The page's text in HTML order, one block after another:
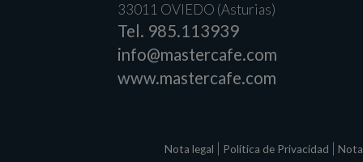
33011 OVIEDO (Asturias)
Tel. 985.113939
info@mastercafe.com
www.mastercafe.com
Nota legal | Política de Privacidad |